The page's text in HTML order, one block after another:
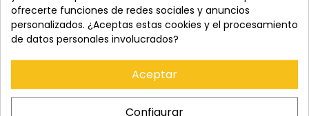
Los pedidos se entregan en un plazo de 5 a 7 días
Recuerda que tienes 15 días, desde la recepción
del pedido, para solicitar la devolución.
ofrecerte funciones de redes sociales y anuncios
personalizados. ¿Aceptas estas cookies y el procesamiento
de datos personales involucrados?
Aceptar
Configurar